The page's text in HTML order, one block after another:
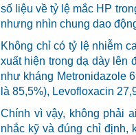
số liệu về tỷ lệ mắc HP
nhưng nhìn chung dao
Không chỉ có tỷ lệ nhiễm
xuất hiện trong dạ dày lên
như kháng Metronidazole
là 85,5%), Levofloxacin
Chính vì vậy, không phải
nhắc kỹ và đúng chỉ định,